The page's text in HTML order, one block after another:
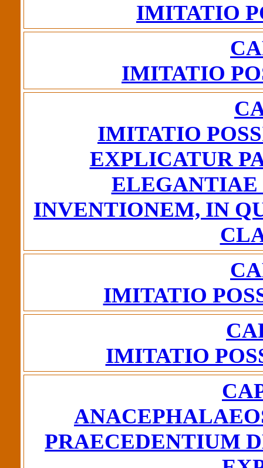
IMITATIO
IMITATIO
IMITATIO
EXPLICATUR
ELEGANTIAE
INVENTIONEM, IN
IMITATIO
IMITATIO
PRAECEDENTIUM